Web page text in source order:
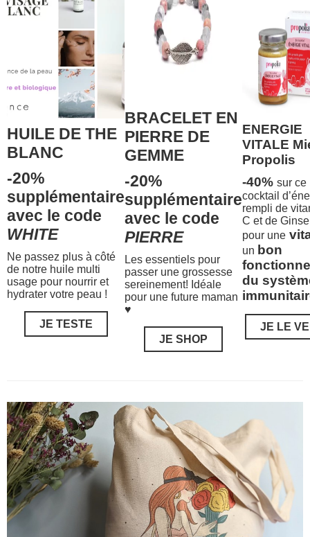
HUILE DE THE
BLANC
-20%
supplémentaire
avec le code
WHITE
Ne passez plus à côté
de notre huile multi
usage pour nourrir et
hydrater votre peau !
JE TESTE
BRACELET EN
PIERRE DE
GEMME
-20%
supplémentaire
avec le code
PIERRE
Les essentiels pour
passer une grossesse
sereinement! Idéale
pour une future maman
♥
JE SHOP
ENERGIE
VITALE
Propolis
-40% sur ce
cocktail
rempli de
C et de
pour une
un bon
du
JE LE